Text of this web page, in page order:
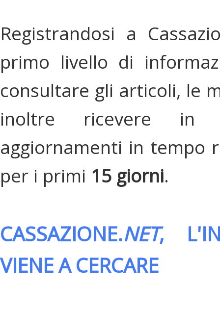
Registrandosi a
primo livello di
consultare gli articoli, le
inoltre ricevere in
aggiornamenti in tempo
per i primi 15 giorni.
CASSAZIONE.NET,
VIENE A CERCARE